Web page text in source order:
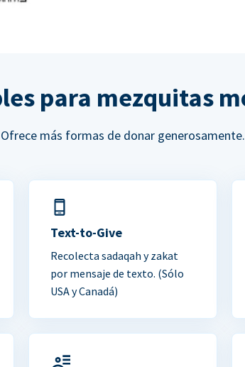
para mezquitas
Ofrece más formas de donar generosamente.
Text-to-Give
Recolecta sadaqah y zakat
por mensaje de texto. (Sólo
USA y Canadá)